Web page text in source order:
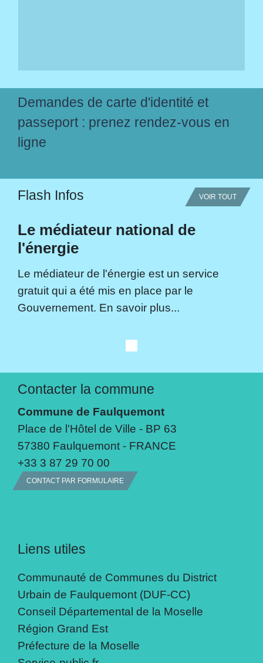
Demandes de carte d'identité et
passeport : prenez rendez-vous en
ligne
Flash Infos VOIR TOUT
Le médiateur national de
l'énergie
Le médiateur de l'énergie est un service
gratuit qui a été mis en place par le
Gouvernement. En savoir plus...
Contacter la commune
Commune de Faulquemont
Place de l'Hôtel de Ville - BP 63
57380 Faulquemont - FRANCE
+33 3 87 29 70 00
CONTACT PAR FORMULAIRE
Liens utiles
Communauté de Communes du District
Urbain de Faulquemont (DUF-CC)
Conseil Départemental de la Moselle
Région Grand Est
Préfecture de la Moselle